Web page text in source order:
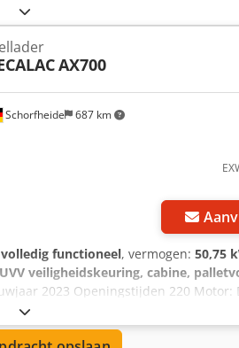
kW Brandstof: Diesel 20 km/u-
2,10m x 2,84m Hefhoogte 4,60m
Snelkoppeling
90% goed
Schorfheide 687 km
AX700
volledig functioneel, vermogen: 50,75
UVV veiligheidskeuring, cabine,
2023 Openingstijden 220 Motor:
4800 kg Afmetingen (LxBxH):
2,78 m Roterend baken